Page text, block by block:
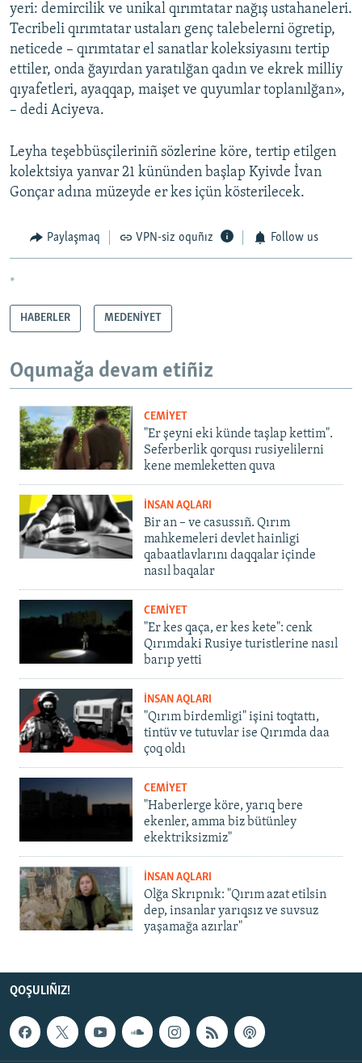
yeri: demircilik ve unikal qırımtatar nağış ustahaneleri.
Tecribeli qırımtatar ustaları genç talebelerni ögretip,
neticede – qırımtatar el sanatlar koleksiyasını tertip
ettiler, onda ğayırdan yaratılğan qadın ve ekrek milliy
qıyafetleri, ayaqqap, maişet ve quyumlar toplanılğan»,
– dedi Aciyeva.
Leyha teşebbüsçileriniñ sözlerine köre, tertip etilgen
kolektsiya yanvar 21 kününden başlap Kyivde İvan
Gonçar adına müzeyde er kes içün kösterilecek.
Paylaşmaq VPN-siz oquñız Follow us
*
HABERLER MEDENİYET
Oqumağa devam etiñiz
CEMİYET
"Er şeyni eki künde taşlap kettim".
Seferberlik qorqusı rusiyelilerni
kene memleketten quva
İNSAN AQLARI
Bir an – ve casussıñ. Qırım
mahkemeleri devlet hainligi
qabaatlavlarını daqqalar içinde
nasıl baqalar
CEMİYET
"Er kes qaça, er kes kete": cenk
Qırımdaki Rusiye turistlerine nasıl
barıp yetti
İNSAN AQLARI
"Qırım birdemligi" işini toqtattı,
tintüv ve tutuvlar ise Qırımda daa
çoq oldı
CEMİYET
"Haberlerge köre, yarıq bere
ekenler, amma biz bütünley
ekektriksizmiz"
İNSAN AQLARI
Olğa Skrıpnık: "Qırım azat etilsin
dep, insanlar yarıqsız ve suvsuz
yaşamağa azırlar"
QOŞULIÑIZ!